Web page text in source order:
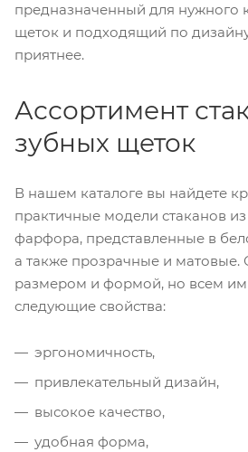
предназначенный для нужного
щеток и подходящий по
приятнее.
Ассортимент
зубных щеток
В нашем каталоге вы найдете
практичные модели стаканов
фарфора, представленные в
а также прозрачные и матовые.
размером и формой, но всем
следующие свойства:
эргономичность,
привлекательный дизайн,
высокое качество,
удобная форма,